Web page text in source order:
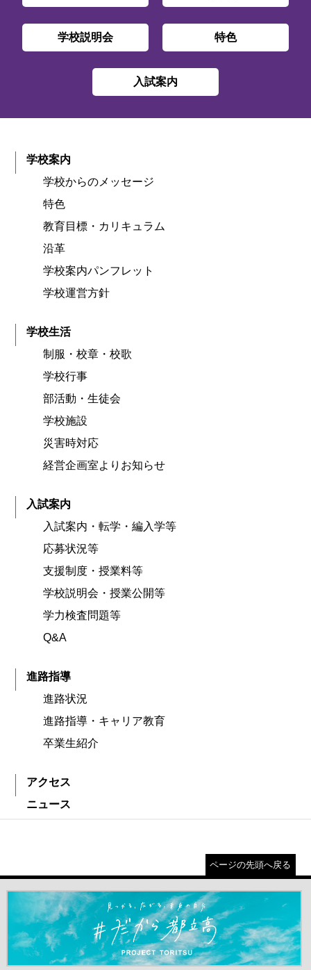
学校説明会 特色
入試案内
学校案内
学校からのメッセージ
特色
教育目標・カリキュラム
沿革
学校案内パンフレット
学校運営方針
学校生活
制服・校章・校歌
学校行事
部活動・生徒会
学校施設
災害時対応
経営企画室よりお知らせ
入試案内
入試案内・転学・編入学等
応募状況等
支援制度・授業料等
学校説明会・授業公開等
学力検査問題等
Q&A
進路指導
進路状況
進路指導・キャリア教育
卒業生紹介
アクセス
ニュース
ページの先頭へ戻る
＃だから都立高（別ウインドウが開きます）